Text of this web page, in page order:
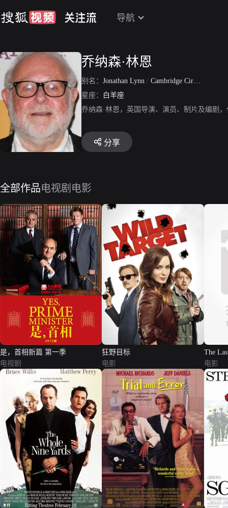
导航
乔纳森·林恩
别名： Jonathan Lynn / Cambridge Circus
星座：
白羊座
乔纳森·林恩，英国导演、演员、制片及编剧
分享
全部作品电视剧 电影
是，首相新篇 第一季
电视剧
狂野目标
电影
The
电影